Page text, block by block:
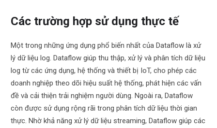
Các trường hợp sử dụng thực tế
Một trong những ứng dụng phổ biến nhất của Dataflow là xử
lý dữ liệu log. Dataflow giúp thu thập, xử lý và phân tích dữ liệu
log từ các ứng dụng, hệ thống và thiết bị IoT, cho phép các
doanh nghiệp theo dõi hiệu suất hệ thống, phát hiện các vấn
đề và cải thiện trải nghiệm người dùng. Ngoài ra, Dataflow
còn được sử dụng rộng rãi trong phân tích dữ liệu thời gian
thực. Nhờ khả năng xử lý dữ liệu streaming, Dataflow giúp các